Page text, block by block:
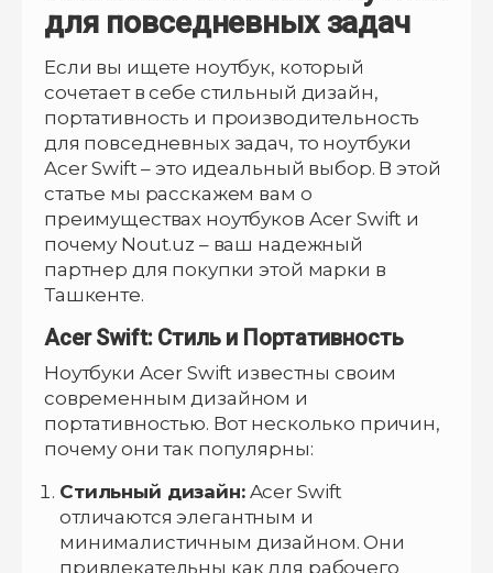
для повседневных задач
Если вы ищете ноутбук, который
сочетает в себе стильный дизайн,
портативность и производительность
для повседневных задач, то ноутбуки
Acer Swift – это идеальный выбор. В этой
статье мы расскажем вам о
преимуществах ноутбуков Acer Swift и
почему Nout.uz – ваш надежный
партнер для покупки этой марки в
Ташкенте.
Acer Swift: Стиль и Портативность
Ноутбуки Acer Swift известны своим
современным дизайном и
портативностью. Вот несколько причин,
почему они так популярны:
Стильный дизайн:Acer Swift
отличаются элегантным и
минималистичным дизайном. Они
привлекательны как для рабочего